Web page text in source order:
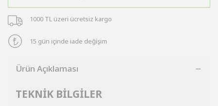
1000 TL üzeri ücretsiz kargo
15 gün içinde iade değişim
Ürün Açıklaması
TEKNİK BİLGİLER